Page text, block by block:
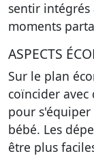
sentir intégrés
moments
ASPECTS
Sur le plan
coïncider avec
pour
bébé. Les
être plus